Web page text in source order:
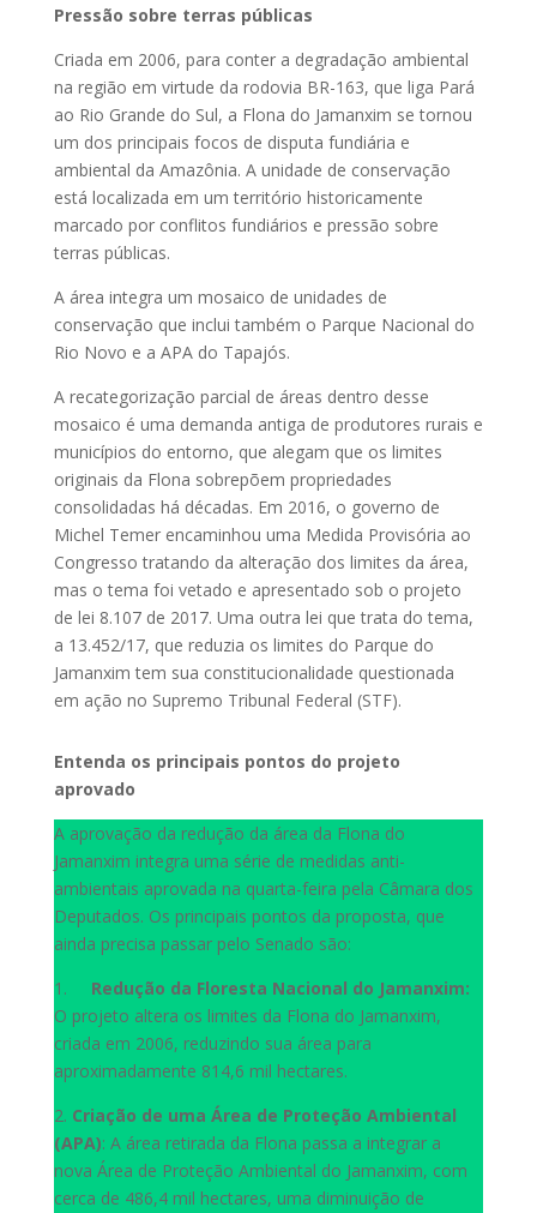
Pressão sobre terras públicas
Criada em 2006, para conter a degradação ambiental
na região em virtude da rodovia BR-163, que liga Pará
ao Rio Grande do Sul, a Flona do Jamanxim se tornou
um dos principais focos de disputa fundiária e
ambiental da Amazônia. A unidade de conservação
está localizada em um território historicamente
marcado por conflitos fundiários e pressão sobre
terras públicas.
A área integra um mosaico de unidades de
conservação que inclui também o Parque Nacional do
Rio Novo e a APA do Tapajós.
A recategorização parcial de áreas dentro desse
mosaico é uma demanda antiga de produtores rurais e
municípios do entorno, que alegam que os limites
originais da Flona sobrepõem propriedades
consolidadas há décadas. Em 2016, o governo de
Michel Temer encaminhou uma Medida Provisória ao
Congresso tratando da alteração dos limites da área,
mas o tema foi vetado e apresentado sob o projeto
de lei 8.107 de 2017. Uma outra lei que trata do tema,
a 13.452/17, que reduzia os limites do Parque do
Jamanxim tem sua constitucionalidade questionada
em ação no Supremo Tribunal Federal (STF).
Entenda os principais pontos do projeto
aprovado
A aprovação da redução da área da Flona do
Jamanxim integra uma série de medidas anti-
ambientais aprovada na quarta-feira pela Câmara dos
Deputados. Os principais pontos da proposta, que
ainda precisa passar pelo Senado são:
1.
Redução da Floresta Nacional do Jamanxim:
O projeto altera os limites da Flona do Jamanxim,
criada em 2006, reduzindo sua área para
aproximadamente 814,6 mil hectares.
2. Criação de uma Área de Proteção Ambiental
(APA): A área retirada da Flona passa a integrar a
nova Área de Proteção Ambiental do Jamanxim, com
cerca de 486,4 mil hectares, uma diminuição de